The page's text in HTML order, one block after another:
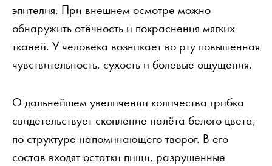
эпителия. При внешнем осмотре можно
обнаружить отёчность и покраснения мягких
тканей. У человека возникает во рту повышенная
чувствительность, сухость и болевые ощущения.
О дальнейшем увеличении количества грибка
свидетельствует скопление налёта белого цвета,
по структуре напоминающего творог. В его
состав входят остатки пищи, разрушенные